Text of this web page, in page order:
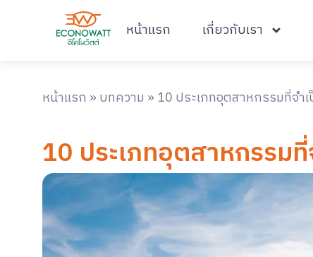
หน้าแรก เกี่ยวกับเรา
หน้าแรก » บทความ » 10 ประเภทอุตสาหกรรมที่จำ
10 ประเภทอุตสาหกรรม